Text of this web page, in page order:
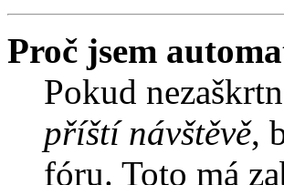
Proč jsem
Pokud
příští návštěvě,
fóru. Toto má